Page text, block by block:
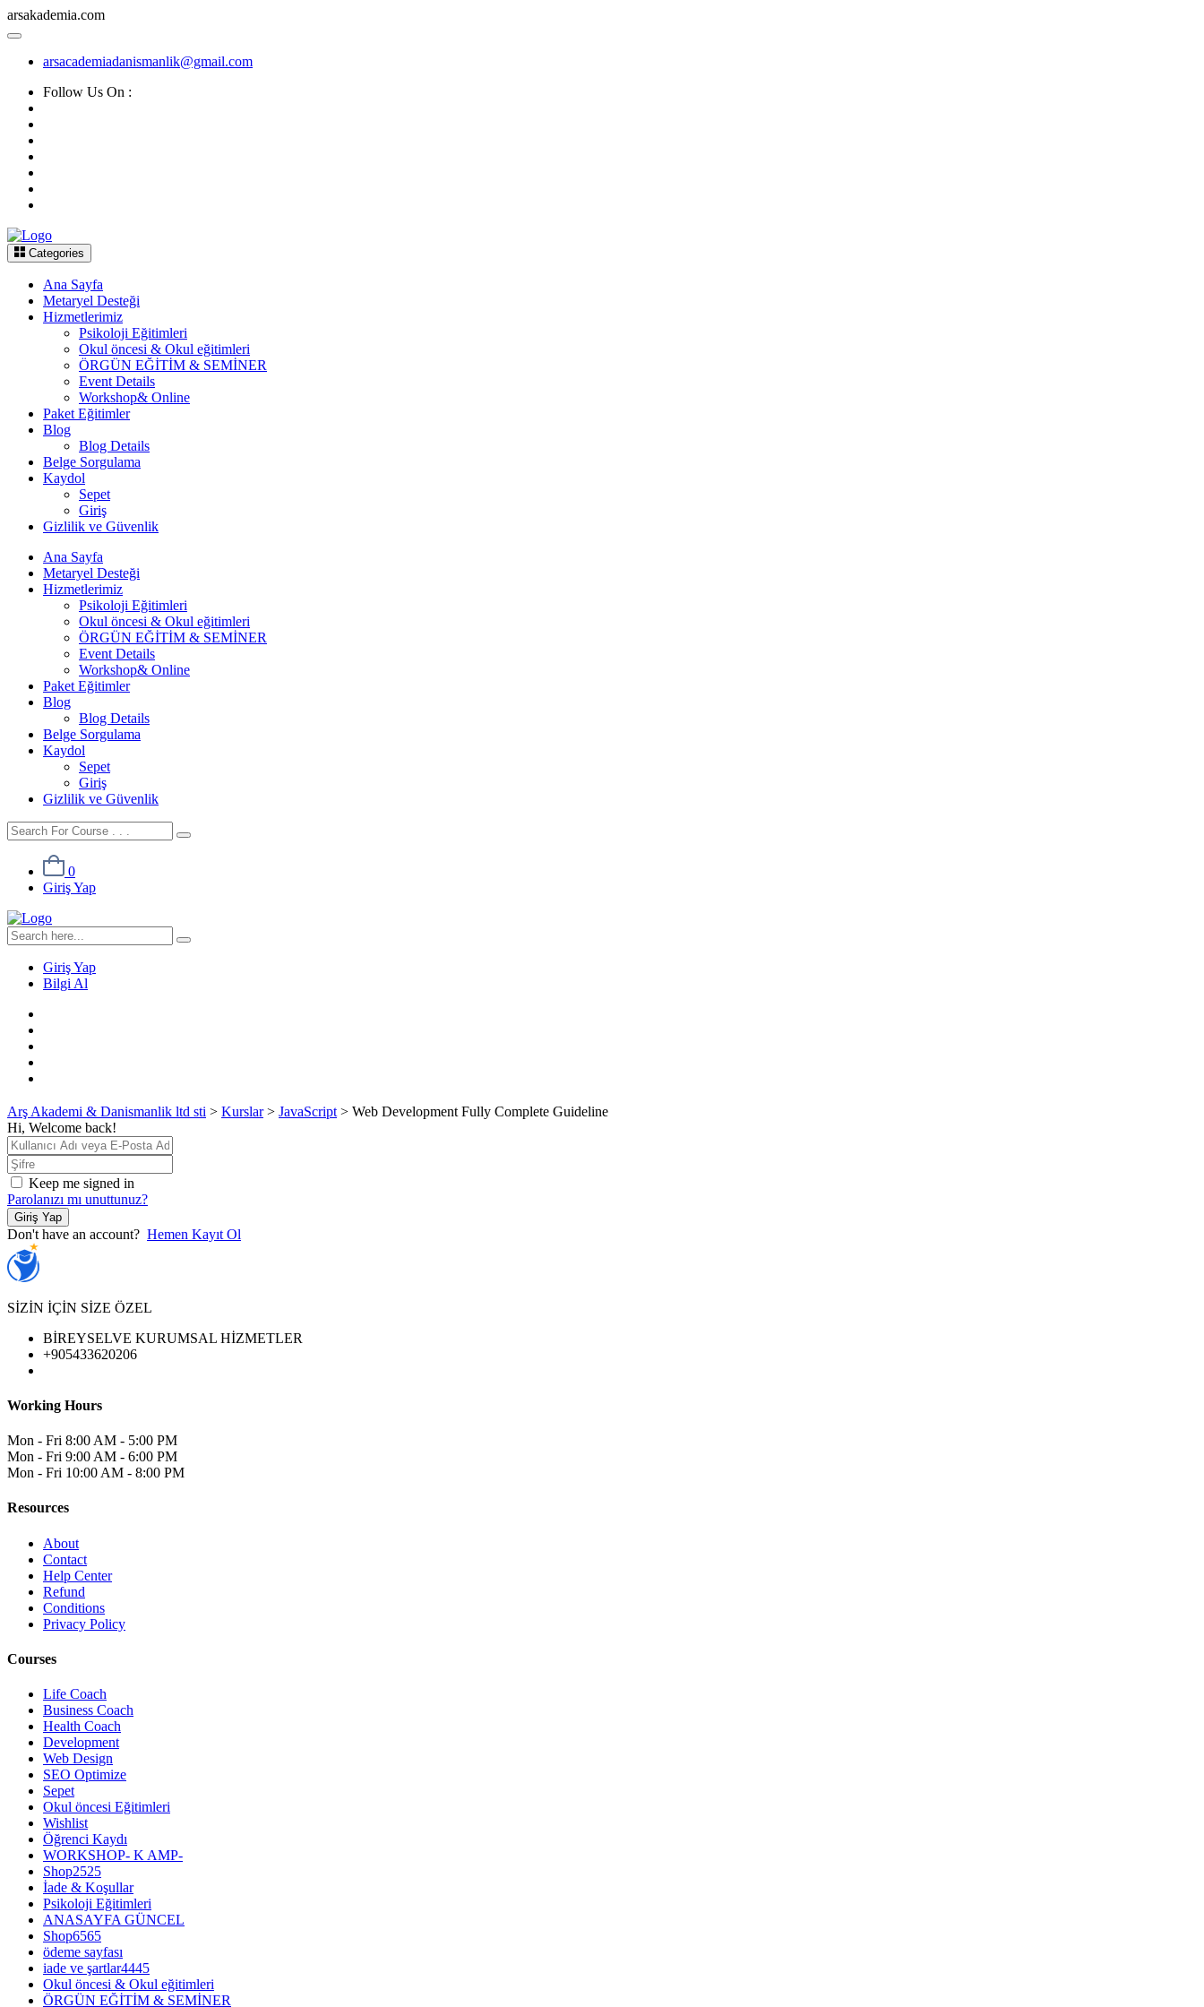
arsakademia.com
arsacademiadanismanlik@gmail.com
Follow Us On :
Categories
Ana Sayfa
Metaryel Desteği
Hizmetlerimiz
Psikoloji Eğitimleri
Okul öncesi & Okul eğitimleri
ÖRGÜN EĞİTİM & SEMİNER
Event Details
Workshop& Online
Paket Eğitimler
Blog
Blog Details
Belge Sorgulama
Kaydol
Sepet
Giriş
Gizlilik ve Güvenlik
Ana Sayfa
Metaryel Desteği
Hizmetlerimiz
Psikoloji Eğitimleri
Okul öncesi & Okul eğitimleri
ÖRGÜN EĞİTİM & SEMİNER
Event Details
Workshop& Online
Paket Eğitimler
Blog
Blog Details
Belge Sorgulama
Kaydol
Sepet
Giriş
Gizlilik ve Güvenlik
0
Giriş Yap
Giriş Yap
Bilgi Al
Arş Akademi & Danismanlik ltd sti > Kurslar> JavaScript > Web Development Fully Complete Guideline
Hi, Welcome back!
Keep me signed in
Parolanızı mı unuttunuz?
Giriş Yap
Don't have an account? Hemen Kayıt Ol
SİZİN İÇİN SİZE ÖZEL
BİREYSELVE KURUMSAL HİZMETLER
+905433620206
Working Hours
Mon - Fri 8:00 AM - 5:00 PM
Mon - Fri 9:00 AM - 6:00 PM
Mon - Fri 10:00 AM - 8:00 PM
Resources
About
Contact
Help Center
Refund
Conditions
Privacy Policy
Courses
Life Coach
Business Coach
Health Coach
Development
Web Design
SEO Optimize
Sepet
Okul öncesi Eğitimleri
Wishlist
Öğrenci Kaydı
WORKSHOP- K AMP-
Shop2525
İade & Koşullar
Psikoloji Eğitimleri
ANASAYFA GÜNCEL
Shop6565
ödeme sayfası
iade ve şartlar4445
Okul öncesi & Okul eğitimleri
ÖRGÜN EĞİTİM & SEMİNER